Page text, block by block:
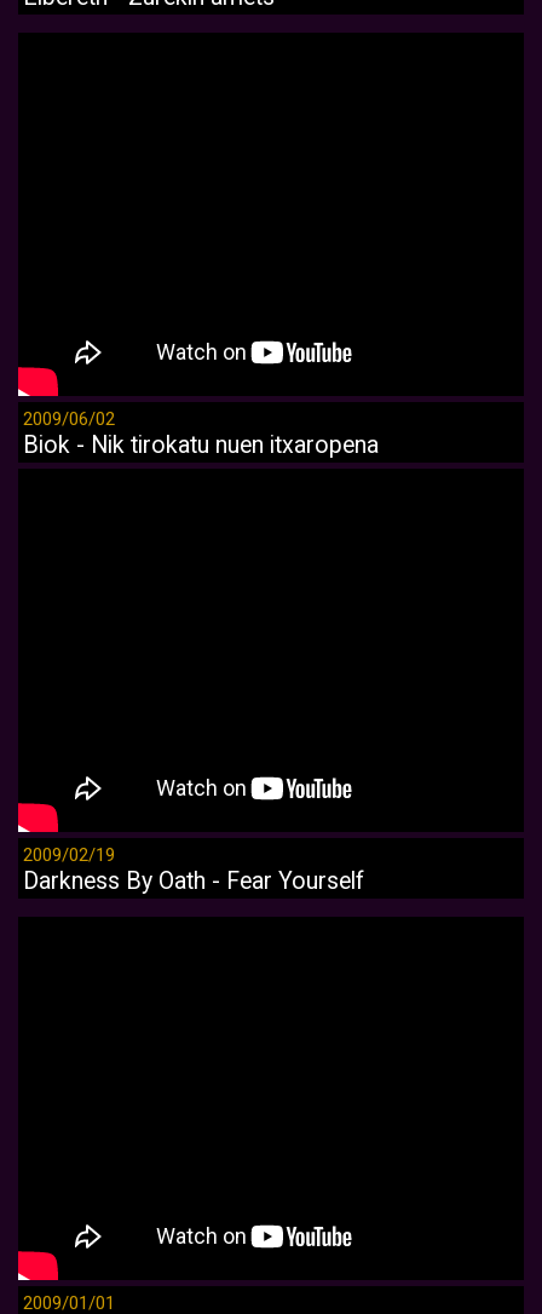
2009/06/02
Biok - Nik tirokatu nuen itxaropena
2009/02/19
Darkness By Oath - Fear Yourself
2009/01/01